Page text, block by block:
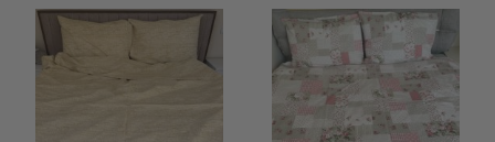
ЧАСТИ,